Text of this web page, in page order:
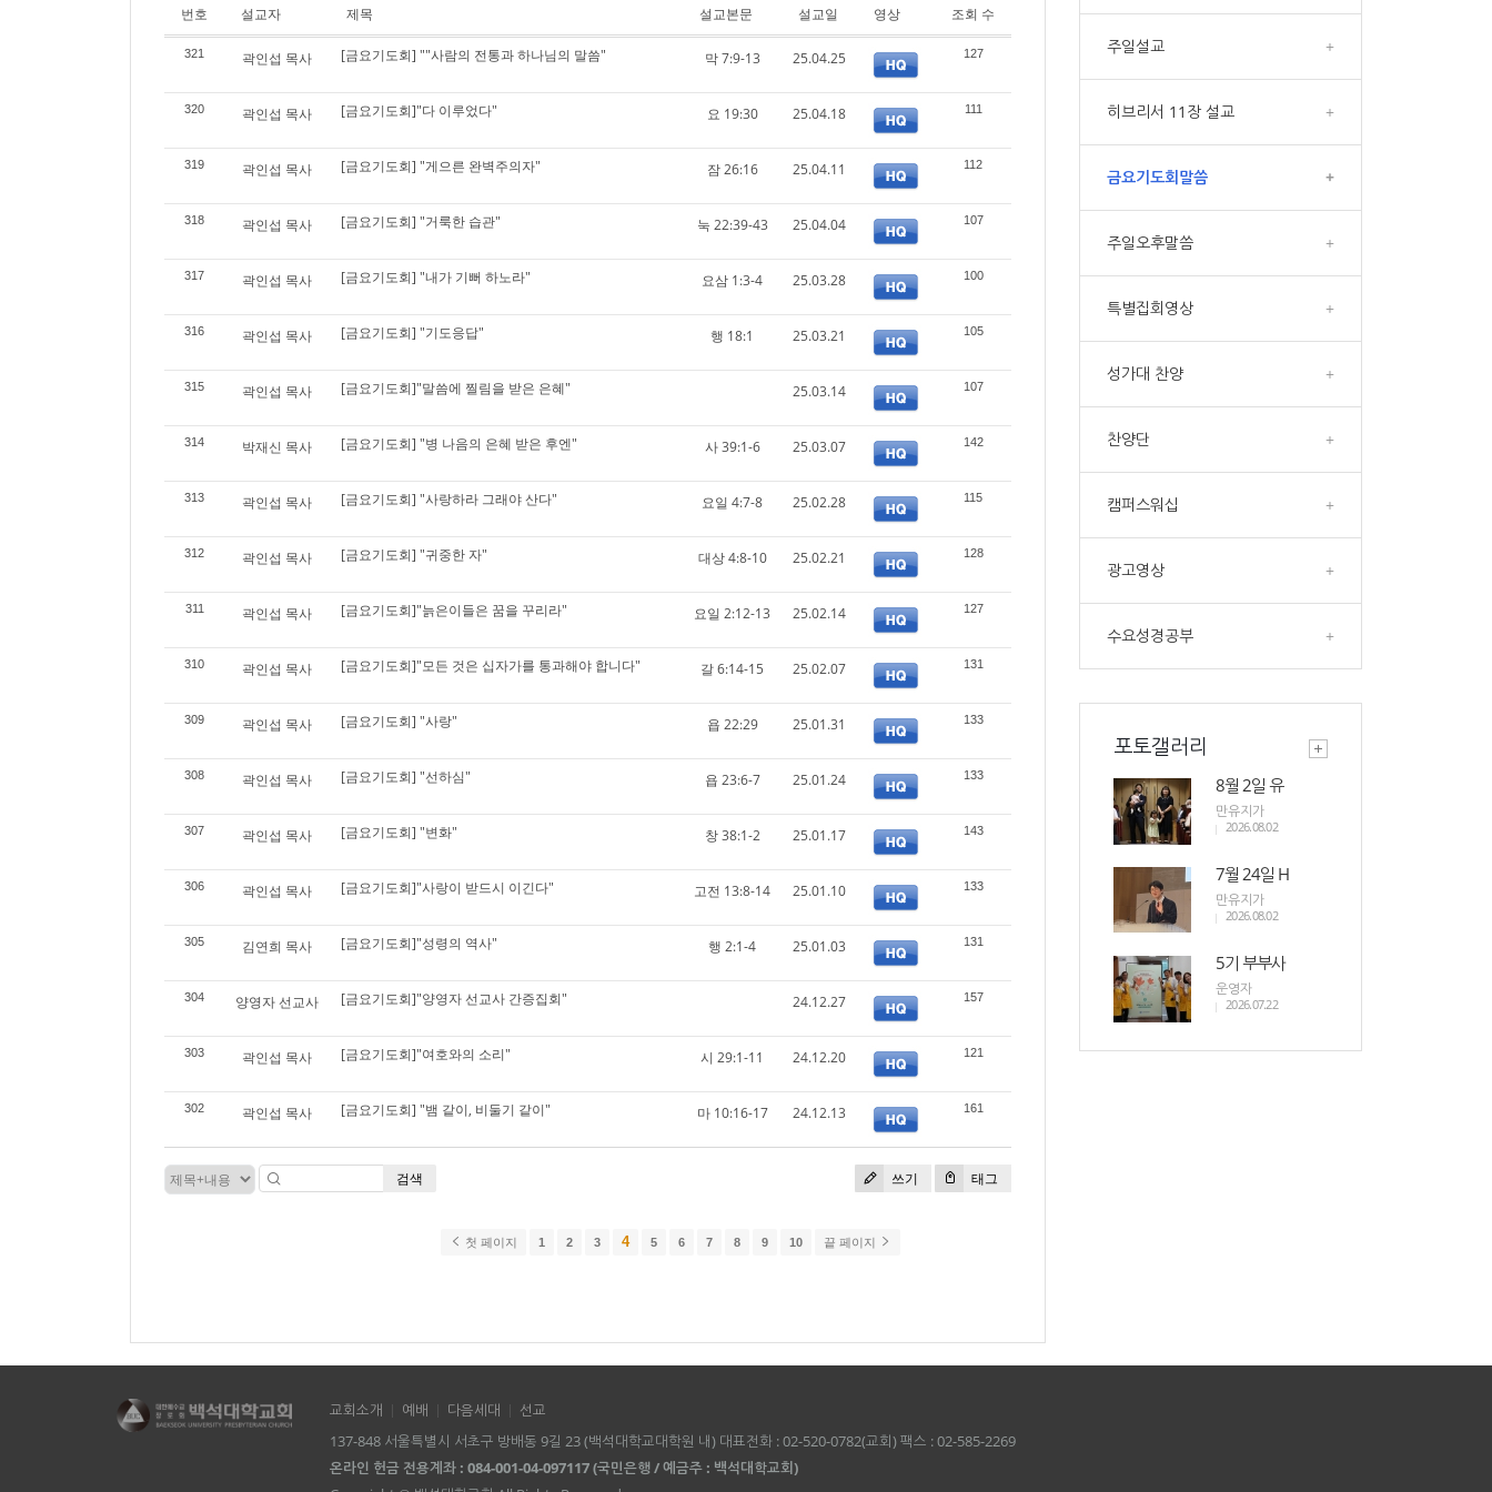
번호 설교자 제목 설교본문 설교일 영상 조회 수
321 곽인섭 목사 [금요기도회] ""사람의 전통과 하나님의 말씀" 막 7:9-13 25.04.25 127
320 곽인섭 목사 [금요기도회]"다 이루었다" 요 19:30 25.04.18 111
319 곽인섭 목사 [금요기도회] "게으른 완벽주의자" 잠 26:16 25.04.11 112
318 곽인섭 목사 [금요기도회] "거룩한 습관" 눅 22:39-43 25.04.04 107
317 곽인섭 목사 [금요기도회] "내가 기뻐 하노라" 요삼 1:3-4 25.03.28 100
316 곽인섭 목사 [금요기도회] "기도응답" 행 18:1 25.03.21 105
315 곽인섭 목사 [금요기도회]"말씀에 찔림을 받은 은혜" 25.03.14 107
314 박재신 목사 [금요기도회] "병 나음의 은혜 받은 후엔" 사 39:1-6 25.03.07 142
313 곽인섭 목사 [금요기도회] "사랑하라 그래야 산다" 요일 4:7-8 25.02.28 115
312 곽인섭 목사 [금요기도회] "귀중한 자" 대상 4:8-10 25.02.21 128
311 곽인섭 목사 [금요기도회]"늙은이들은 꿈을 꾸리라" 요일 2:12-13 25.02.14 127
310 곽인섭 목사 [금요기도회]"모든 것은 십자가를 통과해야 합니다" 갈 6:14-15 25.02.07 131
309 곽인섭 목사 [금요기도회] "사랑" 욥 22:29 25.01.31 133
308 곽인섭 목사 [금요기도회] "선하심" 욥 23:6-7 25.01.24 133
307 곽인섭 목사 [금요기도회] "변화" 창 38:1-2 25.01.17 143
306 곽인섭 목사 [금요기도회]"사랑이 받드시 이긴다" 고전 13:8-14 25.01.10 133
305 김연희 목사 [금요기도회]"성령의 역사" 행 2:1-4 25.01.03 131
304 양영자 선교사 [금요기도회]"양영자 선교사 간증집회" 24.12.27 157
303 곽인섭 목사 [금요기도회]"여호와의 소리" 시 29:1-11 24.12.20 121
302 곽인섭 목사 [금요기도회] "뱀 같이, 비둘기 같이" 마 10:16-17 24.12.13 161
쓰기 태그
검색
첫 페이지 1 2 3 4 5 6 7 8 9 10 끝 페이지
주일설교 +
히브리서 11장 설교 +
금요기도회말씀 +
주일오후말씀 +
특별집회영상 +
성가대 찬양 +
찬양단 +
캠퍼스워십 +
광고영상 +
수요성경공부 +
포토갤러리
8월 2일 유
만유지가
2026.08.02
7월 24일 H
만유지가
2026.08.02
5기 부부사
운영자
2026.07.22
교회소개 예배 다음세대
선교
137-848 서울특별시 서초구 방배동 9길 23 (백석대학교대학원 내) 대표전화 : 02-520-0782(교회) 팩스 : 02-585-2269
온라인 헌금 전용계좌 : 084-001-04-097117 (국민은행 / 예금주 : 백석대학교회)